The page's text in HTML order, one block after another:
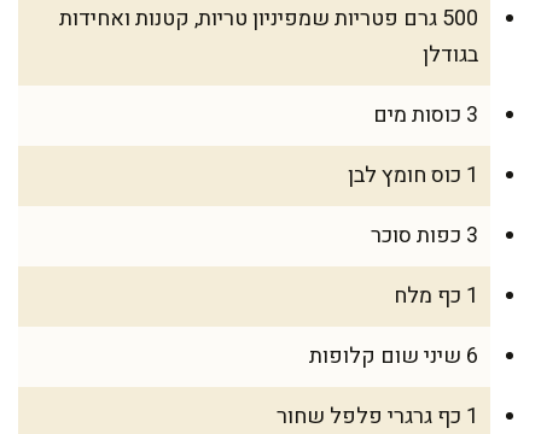
500 גרם פטריות שמפיניון טריות, קטנות ואחידות
בגודלן
3 כוסות מים
1 כוס חומץ לבן
3 כפות סוכר
1 כף מלח
6 שיני שום קלופות
1 כף גרגרי פלפל שחור